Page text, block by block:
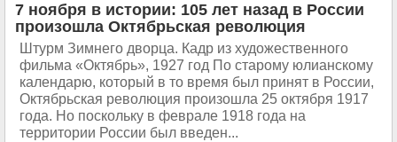
7 ноября в истории: 105 лет назад в России
произошла Октябрьская революция
Штурм Зимнего дворца. Кадр из художественного
фильма «Октябрь», 1927 год По старому юлианскому
календарю, который в то время был принят в России,
Октябрьская революция произошла 25 октября 1917
года. Но поскольку в феврале 1918 года на
территории России был введен...